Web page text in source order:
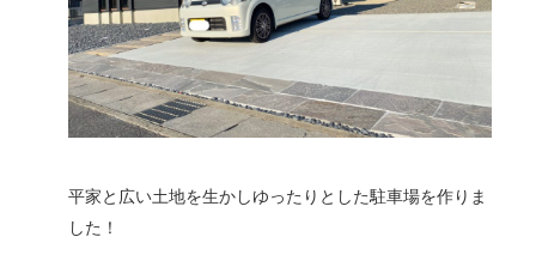
平家と広い土地を生かしゆったりとした駐車場を作りま
した！